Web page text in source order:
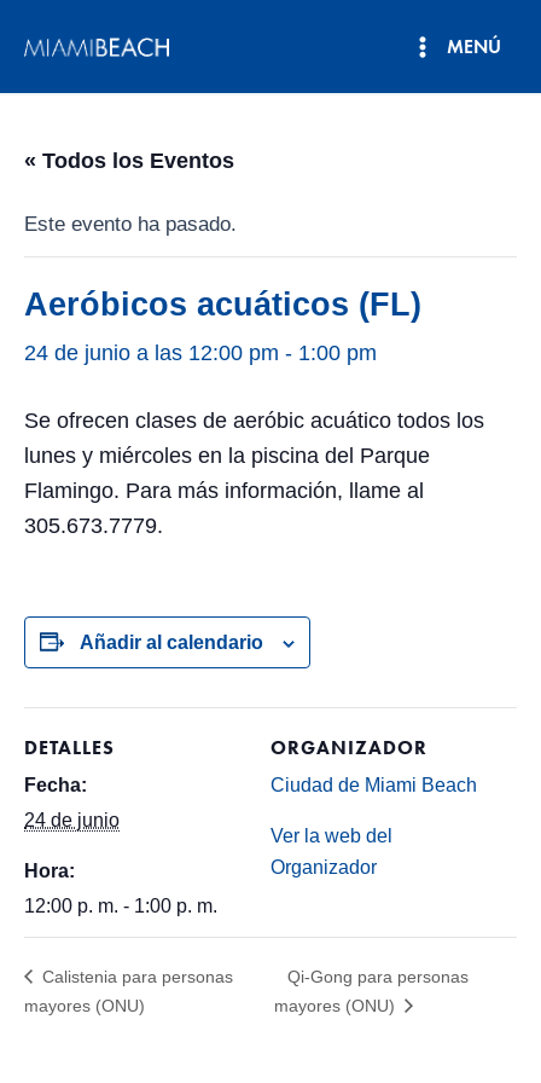
MENÚ
« Todos los Eventos
Este evento ha pasado.
Aeróbicos acuáticos (FL)
24 de junio a las 12:00 pm - 1:00 pm
Se ofrecen clases de aeróbic acuático todos los
lunes y miércoles en la piscina del Parque
Flamingo. Para más información, llame al
305.673.7779.
Añadir al calendario
DETALLES
Fecha:
24 de junio
Hora:
12:00 p. m. - 1:00 p. m.
ORGANIZADOR
Ciudad de Miami Beach
Ver la web del
Organizador
Calistenia para personas
mayores (ONU)
Qi-Gong para personas
mayores (ONU)